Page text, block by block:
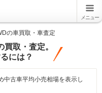
メニュー
の車買取・車査定
取・査定。
には？
中古車平均小売相場を表示し